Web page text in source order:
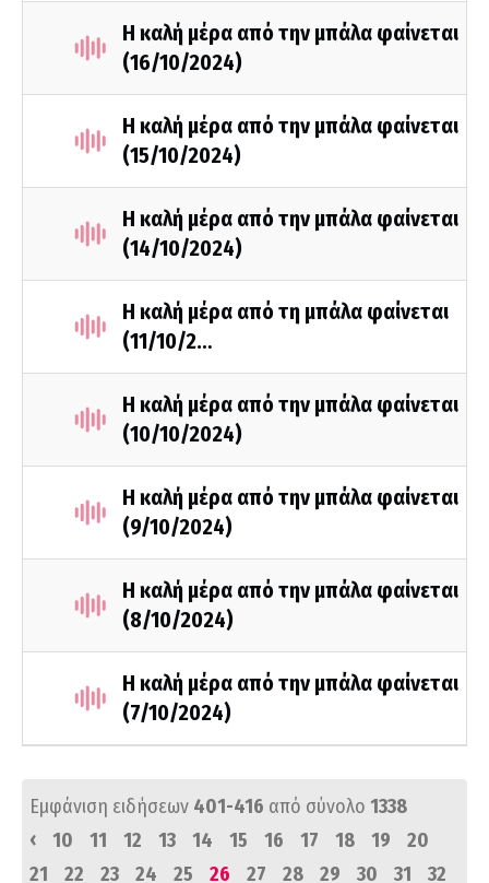
Η καλή μέρα από την μπάλα φαίνεται
(16/10/2024)
Η καλή μέρα από την μπάλα φαίνεται
(15/10/2024)
Η καλή μέρα από την μπάλα φαίνεται
(14/10/2024)
Η καλή μέρα από τη μπάλα φαίνεται
(11/10/2…
Η καλή μέρα από την μπάλα φαίνεται
(10/10/2024)
Η καλή μέρα από την μπάλα φαίνεται
(9/10/2024)
Η καλή μέρα από την μπάλα φαίνεται
(8/10/2024)
Η καλή μέρα από την μπάλα φαίνεται
(7/10/2024)
Εμφάνιση ειδήσεων 401-416 από σύνολο 1338
‹
10 11 12 13 14 15 16 17 18 19
20
21
22 23 24 25 26 27 28 29 30 31
32